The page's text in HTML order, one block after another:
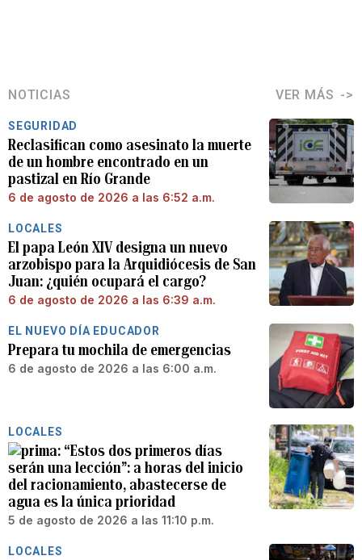
NOTICIAS VER MÁS
SEGURIDAD
Reclasifican como asesinato la muerte
de un hombre encontrado en un
pastizal en Río Grande
6 de agosto de 2026 a las 6:52 a.m.
LOCALES
El papa León XIV designa un nuevo
arzobispo para la Arquidiócesis de San
Juan: ¿quién ocupará el cargo?
6 de agosto de 2026 a las 6:39 a.m.
EL NUEVO DÍA EDUCADOR
Prepara tu mochila de emergencias
6 de agosto de 2026 a las 6:00 a.m.
LOCALES
“Estos dos primeros días
serán una lección”: a horas del inicio
del racionamiento, abastecerse de
agua es la única prioridad
5 de agosto de 2026 a las 11:10 p.m.
LOCALES